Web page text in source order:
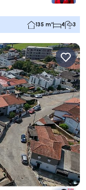
135 m² 4 3